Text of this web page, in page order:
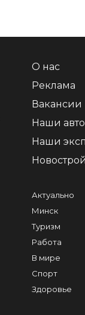
О нас
Реклама
Вакансии
Наши
Наши
Актуально
Минск
Туризм
Работа
В мире
Спорт
Здоровье